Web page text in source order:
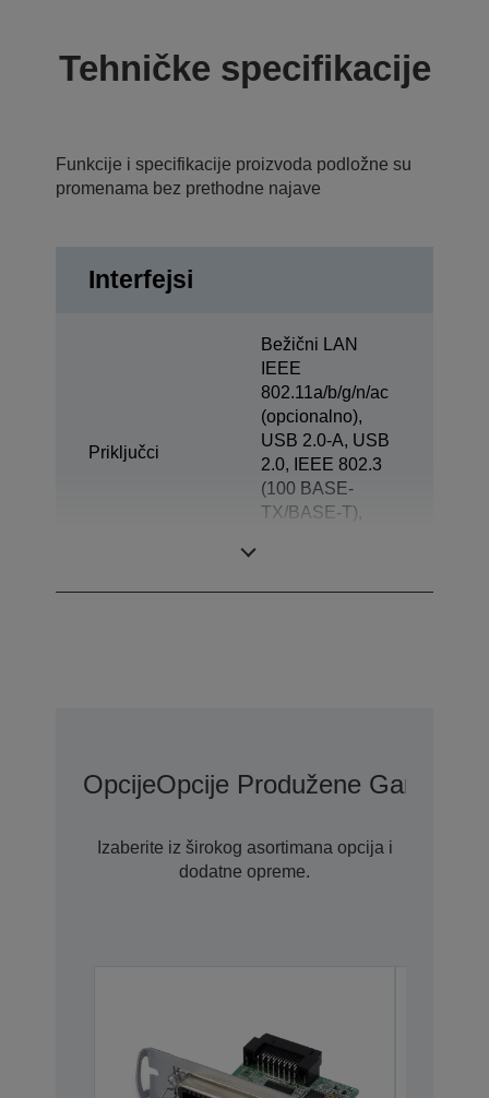
Tehničke specifikacije
Funkcije i specifikacije proizvoda podložne su
promenama bez prethodne najave
Interfejsi
Priključci
Bežični LAN
IEEE
802.11a/b/g/n/ac
(opcionalno),
USB 2.0-A, USB
2.0, IEEE 802.3
(100 BASE-
TX/BASE-T),
OpcijeOpcije Produžene
Izaberite iz širokog asortimana opcija i
dodatne opreme.